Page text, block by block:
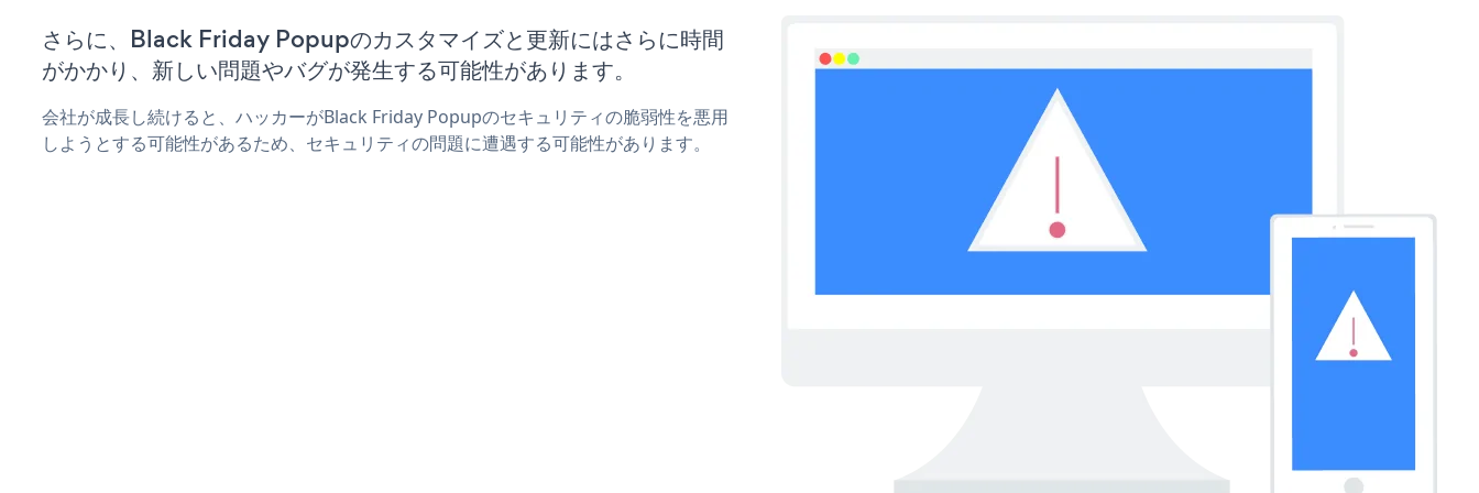
さらに、Black Friday Popupのカスタマイズと更新にはさらに時間
がかかり、新しい問題やバグが発生する可能性があります。
会社が成長し続けると、ハッカーがBlack Friday Popupのセキュリティの脆弱性を悪用
しようとする可能性があるため、セキュリティの問題に遭遇する可能性があります。